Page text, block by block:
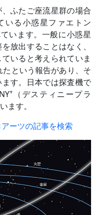
ふたご座流星群の場合
いる小惑星ファエトン
います。一般に小惑星
放出することはなく、
いると考えられていま
という報告があり、そ
す。日本では探査機で
+（デスティニープラ
ます。
ーツの記事を検索